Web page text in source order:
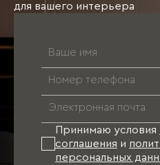
для вашего интерьера
Принимаю условия
соглашения и
персональных